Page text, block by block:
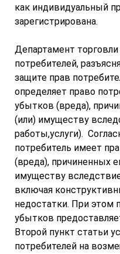
как индивидуальный
зарегистрирована.
Департамент
потребителей,
защите прав
определяет право
убытков (вреда),
(или) имуществу
работы,услуги).
потребитель имеет
(вреда), причиненных
имуществу
включая
недостатки. При этом
убытков
Второй пункт статьи
потребителей на